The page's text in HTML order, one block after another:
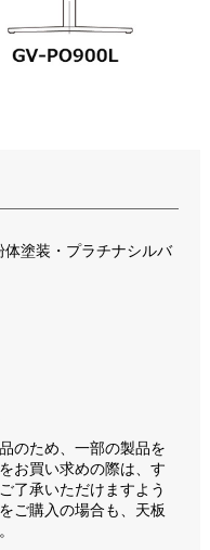
塗装・プラチナシルバ
のため、一部の製品を
お買い求めの際は、す
了承いただけますよう
ご購入の場合も、天板